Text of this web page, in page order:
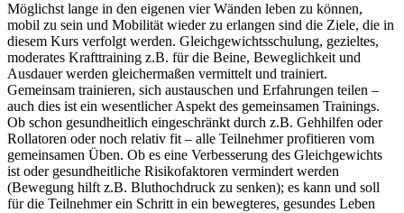
Möglichst lange in den eigenen vier Wänden leben zu können,
mobil zu sein und Mobilität wieder zu erlangen sind die Ziele, die in
diesem Kurs verfolgt werden. Gleichgewichtsschulung, gezieltes,
moderates Krafttraining z.B. für die Beine, Beweglichkeit und
Ausdauer werden gleichermaßen vermittelt und trainiert.
Gemeinsam trainieren, sich austauschen und Erfahrungen teilen –
auch dies ist ein wesentlicher Aspekt des gemeinsamen Trainings.
Ob schon gesundheitlich eingeschränkt durch z.B. Gehhilfen oder
Rollatoren oder noch relativ fit – alle Teilnehmer profitieren vom
gemeinsamen Üben. Ob es eine Verbesserung des Gleichgewichts
ist oder gesundheitliche Risikofaktoren vermindert werden
(Bewegung hilft z.B. Bluthochdruck zu senken); es kann und soll
für die Teilnehmer ein Schritt in ein bewegteres, gesundes Leben